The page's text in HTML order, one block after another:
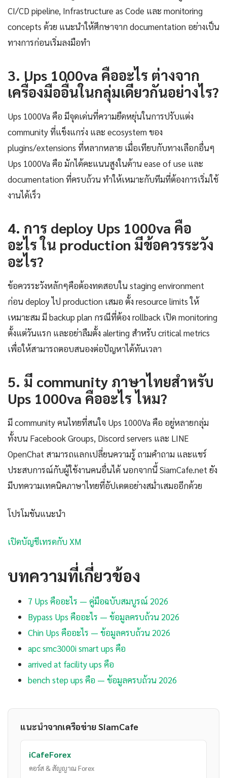
CI/CD pipeline, Infrastructure as Code และ monitoring
concepts ด้วย แนะนำให้ศึกษาจาก documentation อย่างเป็น
ทางการก่อนเริ่มลงมือทำ
3. Ups 1000va คืออะไร ต่างจาก
เครื่องมืออื่นในกลุ่มเดียวกันอย่างไร?
Ups 1000Va คือ มีจุดเด่นที่ความยืดหยุ่นในการปรับแต่ง
community ที่แข็งแกร่ง และ ecosystem ของ
plugins/extensions ที่หลากหลาย เมื่อเทียบกับทางเลือกอื่นๆ
Ups 1000Va คือ มักได้คะแนนสูงในด้าน ease of use และ
documentation ที่ครบถ้วน ทำให้เหมาะกับทีมที่ต้องการเริ่มใช้
งานได้เร็ว
4. การ deploy Ups 1000va คือ
อะไร ใน production มีข้อควรระวัง
อะไร?
ข้อควรระวังหลักๆคือต้องทดสอบใน staging environment
ก่อน deploy ไป production เสมอ ตั้ง resource limits ให้
เหมาะสม มี backup plan กรณีที่ต้อง rollback เปิด monitoring
ตั้งแต่วันแรก และอย่าลืมตั้ง alerting สำหรับ critical metrics
เพื่อให้สามารถตอบสนองต่อปัญหาได้ทันเวลา
5. มี community ภาษาไทยสำหรับ
Ups 1000va คืออะไร ไหม?
มี community คนไทยที่สนใจ Ups 1000Va คือ อยู่หลายกลุ่ม
ทั้งบน Facebook Groups, Discord servers และ LINE
OpenChat สามารถแลกเปลี่ยนความรู้ ถามคำถาม และแชร์
ประสบการณ์กับผู้ใช้งานคนอื่นได้ นอกจากนี้ SiamCafe.net ยัง
มีบทความเทคนิคภาษาไทยที่อัปเดตอย่างสม่ำเสมออีกด้วย
โปรโมชันแนะนำ
เปิดบัญชีเทรดกับ XM
บทความที่เกี่ยวข้อง
7 Ups คืออะไร — คู่มือฉบับสมบูรณ์ 2026
Bypass Ups คืออะไร — ข้อมูลครบถ้วน 2026
Chin Ups คืออะไร — ข้อมูลครบถ้วน 2026
apc smc3000i smart ups คือ
arrived at facility ups คือ
bench step ups คือ — ข้อมูลครบถ้วน 2026
แนะนำจากเครือข่าย SiamCafe
iCafeForex
คอร์ส & สัญญาณ Forex